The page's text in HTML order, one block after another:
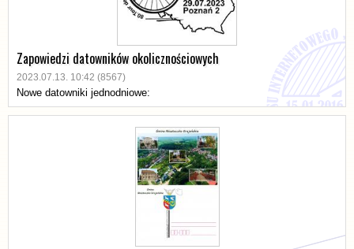
Zapowiedzi datowników okolicznościowych
2023.07.13. 10:42 (8567)
Nowe datowniki jednodniowe: